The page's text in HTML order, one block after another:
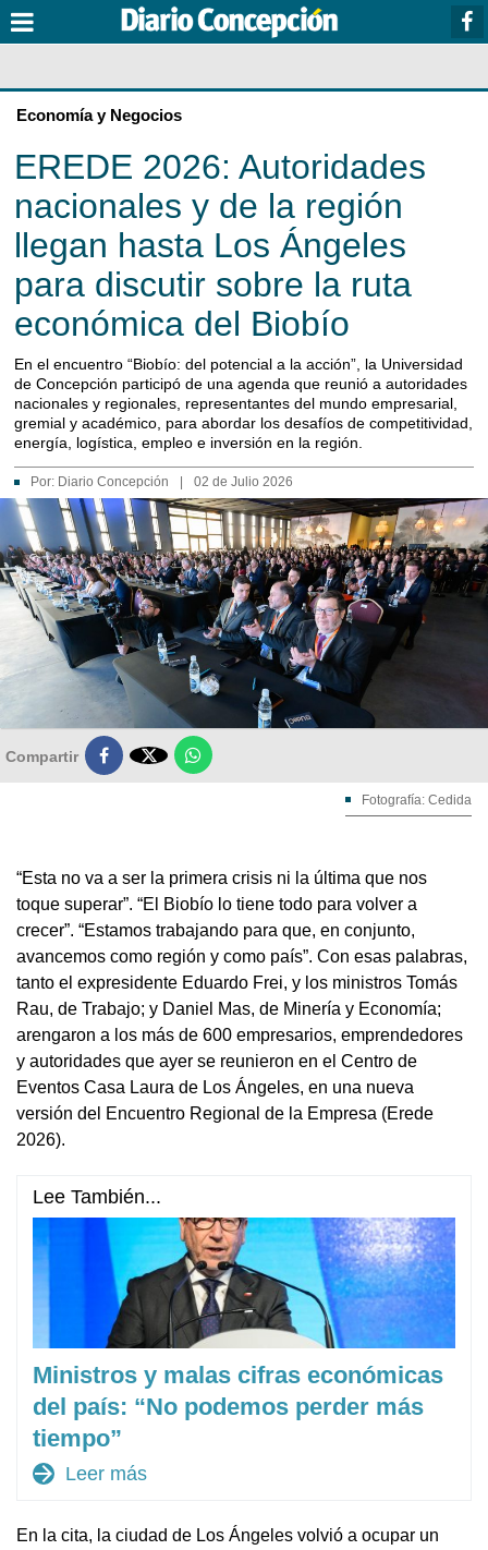
Economía y Negocios
EREDE 2026: Autoridades
nacionales y de la región
llegan hasta Los Ángeles
para discutir sobre la ruta
económica del Biobío
En el encuentro “Biobío: del potencial a la acción”, la Universidad
de Concepción participó de una agenda que reunió a autoridades
nacionales y regionales, representantes del mundo empresarial,
gremial y académico, para abordar los desafíos de competitividad,
energía, logística, empleo e inversión en la región.
Por: Diario Concepción 02 de Julio 2026
Compartir 
Fotografía: Cedida
“Esta no va a ser la primera crisis ni la última que nos
toque superar”. “El Biobío lo tiene todo para volver a
crecer”. “Estamos trabajando para que, en conjunto,
avancemos como región y como país”. Con esas palabras,
tanto el expresidente Eduardo Frei, y los ministros Tomás
Rau, de Trabajo; y Daniel Mas, de Minería y Economía;
arengaron a los más de 600 empresarios, emprendedores
y autoridades que ayer se reunieron en el Centro de
Eventos Casa Laura de Los Ángeles, en una nueva
versión del Encuentro Regional de la Empresa (Erede
2026).
Lee También...
Ministros y malas cifras económicas
del país: “No podemos perder más
tiempo”
arrow_forward Leer más
En la cita, la ciudad de Los Ángeles volvió a ocupar un